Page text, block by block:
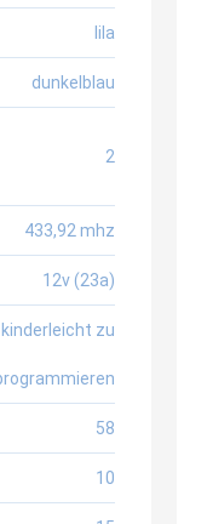
lila
dunkelblau
2
433,92 mhz
12v (23a)
kinderleicht zu
58
10